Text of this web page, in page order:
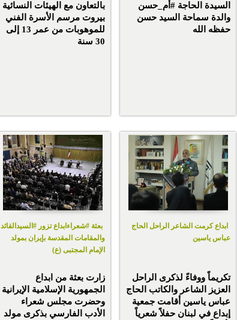
السيدة الحاجة #أم_حسن
والدة سماحة السيد حسن
حفظه الله
بالتعاون مع الهيئات النسائية
بيروت مرسم الأسرة الفني
للموهوبات من عمر 13 إلى
30 سنة
ابداع كرمت الشاعر الراحل الحاج
عباس ياسين
تكريماً ووفاءً لذكرى الراحل
العزيز الشاعر والكاتب الحاج
عباس ياسين أقامت جمعية
إبداع في لبنان حفلاً شعرياً
بعثة #شعراءابداع تزور #السيدالقائد
والمقامات المقدسة بإيران بمولد
الإمام المجتبى (ع)
زارت بعثة من ابداع
الجمهورية الإسلامية الإيرانية
وحضرت مجلس شعراء
الأدب الفارسي بذكرى مولد